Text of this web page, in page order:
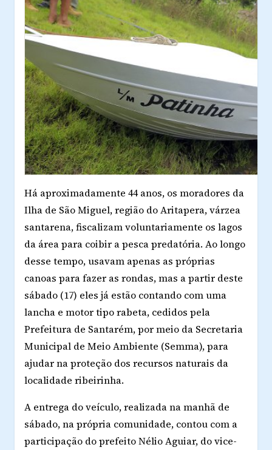
Há aproximadamente 44 anos, os moradores da
Ilha de São Miguel, região do Aritapera, várzea
santarena, fiscalizam voluntariamente os lagos
da área para coibir a pesca predatória. Ao longo
desse tempo, usavam apenas as próprias
canoas para fazer as rondas, mas a partir deste
sábado (17) eles já estão contando com uma
lancha e motor tipo rabeta, cedidos pela
Prefeitura de Santarém, por meio da Secretaria
Municipal de Meio Ambiente (Semma), para
ajudar na proteção dos recursos naturais da
localidade ribeirinha.
A entrega do veículo, realizada na manhã de
sábado, na própria comunidade, contou com a
participação do prefeito Nélio Aguiar, do vice-